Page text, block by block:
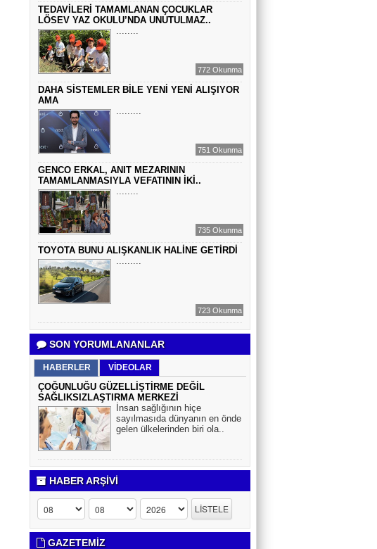
Sinem Elgün
BİR ROMAN DAHA
EMİR EMİRHANOĞLU
BAYRAMDA ARA VERİN
MACİT SOYDAN
DÜNYANIN MERKEZİNDE YAŞADIĞINI
SANANLAR...
TEDAVİLERİ TAMAMLANAN ÇOCUKLAR
LÖSEV YAZ OKULU’NDA UNUTULMAZ..
........
772 Okunma
DAHA SİSTEMLER BİLE YENİ YENİ ALIŞIYOR
AMA
.........
751 Okunma
GENCO ERKAL, ANIT MEZARININ
TAMAMLANMASIYLA VEFATININ İKİ..
........
735 Okunma
TOYOTA BUNU ALIŞKANLIK HALİNE GETİRDİ
.........
723 Okunma
SON YORUMLANANLAR
HABERLER VİDEOLAR
ÇOĞUNLUĞU GÜZELLİŞTİRME DEĞİL
SAĞLIKSIZLAŞTIRMA MERKEZİ
İnsan sağlığının hiçe
sayılmasıda dünyanın en önde
gelen ülkelerinden biri ola..
HABER ARŞİVİ
GAZETEMİZ